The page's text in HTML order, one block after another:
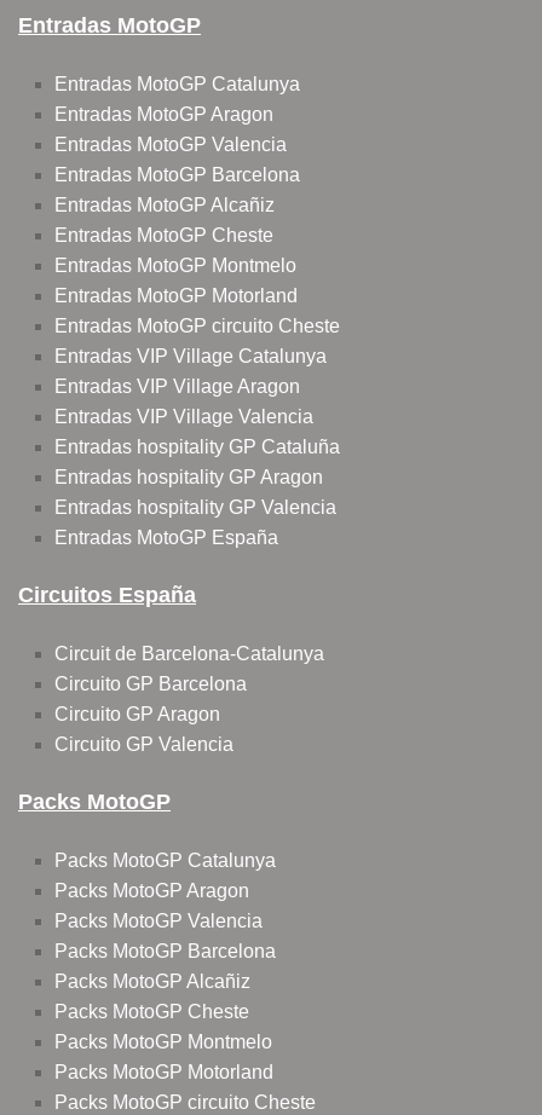
Entradas MotoGP
Entradas MotoGP Catalunya
Entradas MotoGP Aragon
Entradas MotoGP Valencia
Entradas MotoGP Barcelona
Entradas MotoGP Alcañiz
Entradas MotoGP Cheste
Entradas MotoGP Montmelo
Entradas MotoGP Motorland
Entradas MotoGP circuito Cheste
Entradas VIP Village Catalunya
Entradas VIP Village Aragon
Entradas VIP Village Valencia
Entradas hospitality GP Cataluña
Entradas hospitality GP Aragon
Entradas hospitality GP Valencia
Entradas MotoGP España
Circuitos España
Circuit de Barcelona-Catalunya
Circuito GP Barcelona
Circuito GP Aragon
Circuito GP Valencia
Packs MotoGP
Packs MotoGP Catalunya
Packs MotoGP Aragon
Packs MotoGP Valencia
Packs MotoGP Barcelona
Packs MotoGP Alcañiz
Packs MotoGP Cheste
Packs MotoGP Montmelo
Packs MotoGP Motorland
Packs MotoGP circuito Cheste